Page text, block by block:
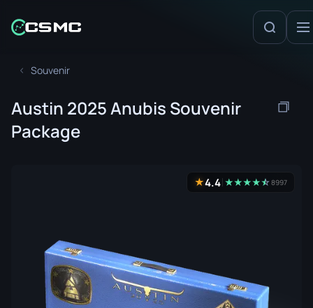
Souvenir
Austin 2025 Anubis Souvenir
Package
★4.4 ★★★★★
☆8997